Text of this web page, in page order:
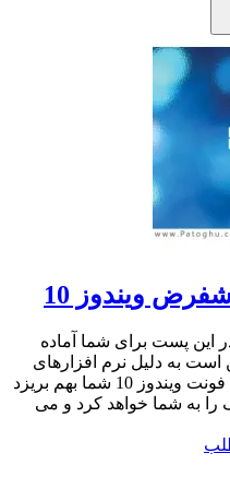
ویندوز 10
پیش فرض ویندوز 10 را در این پست برای شما آماده
است به دلیل نرم افزارهای
مختلف و یا نصب فونت های مختلف فونت ویندوز 10 شما بهم بریزد
را به شما خواهد کرد و می